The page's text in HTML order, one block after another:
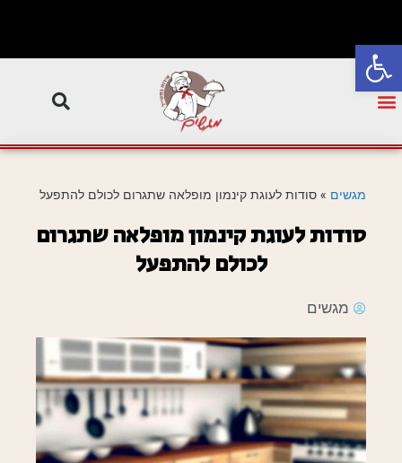
פתח סרגל נגישות
מגשים » סודות לעוגת קינמון מופלאה שתגרום לכולם להתפעל
סודות לעוגת קינמון מופלאה שתגרום
לכולם להתפעל
מגשים